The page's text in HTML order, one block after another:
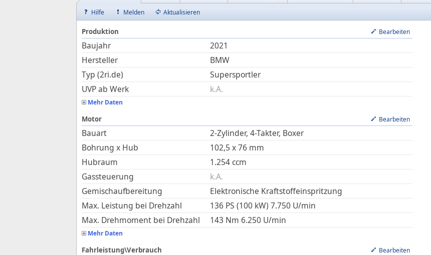
Hilfe Melden Aktualisieren
Produktion Bearbeiten
Baujahr
2021
Hersteller
BMW
Typ (2ri.de)
Supersportler
UVP ab Werk
k.A.
Mehr Daten
Motor Bearbeiten
Bauart
2-Zylinder, 4-Takter, Boxer
Bohrung x Hub
102,5 x76 mm
Hubraum
1.254 ccm
Gassteuerung
k.A.
Gemischaufbereitung
Elektronische Kraftstoffeinspritzung
Max. Leistung bei Drehzahl
136 PS (100 kW) 7.750 U/min
Max. Drehmoment bei Drehzahl
143 Nm 6.250 U/min
Mehr Daten
Fahrleistung\Verbrauch Bearbeiten